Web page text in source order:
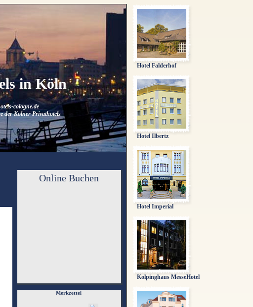
in Köln
cologne.de
der Kölner Privathotels
Online Buchen
Merkzettel
Hotel Falderhof
Hotel Ilbertz
Hotel Imperial
Kolpinghaus MesseHotel